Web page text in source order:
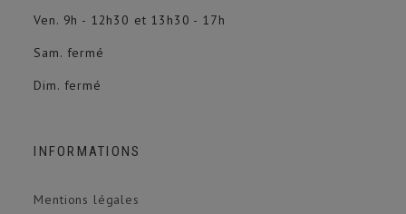
Ven. 9h - 12h30 et 13h30 - 17h
Sam. fermé
Dim. fermé
INFORMATIONS
Mentions légales